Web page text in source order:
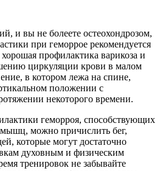
и вы не болеете остеохондрозом,
при геморрое рекомендуется
профилактика варикоза и
циркуляции крови в малом
в котором лежа на спине,
положении с
некоторого времени.
геморроя, способствующих
можно причислить бег,
которые могут достаточно
духовным и физическим
тренировок не забывайте